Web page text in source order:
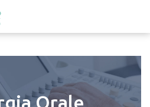
Orale